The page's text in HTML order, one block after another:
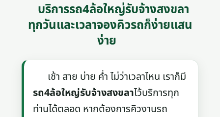
บริการรถ4ล้อใหญ่รับจ้างสงขลา
ทุกวันและเวลาจองคิวรถก็ง่ายแสน
ง่าย
เช้า สาย บ่าย ค่ำ ไม่ว่าเวลาไหน เราก็มี
รถ4ล้อใหญ่รับจ้างสงขลาไว้บริการทุก
ท่านได้ตลอด หากต้องการคิวงานรถ